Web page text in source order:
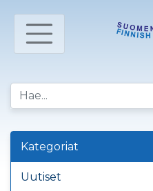
Kategoriat
Uutiset